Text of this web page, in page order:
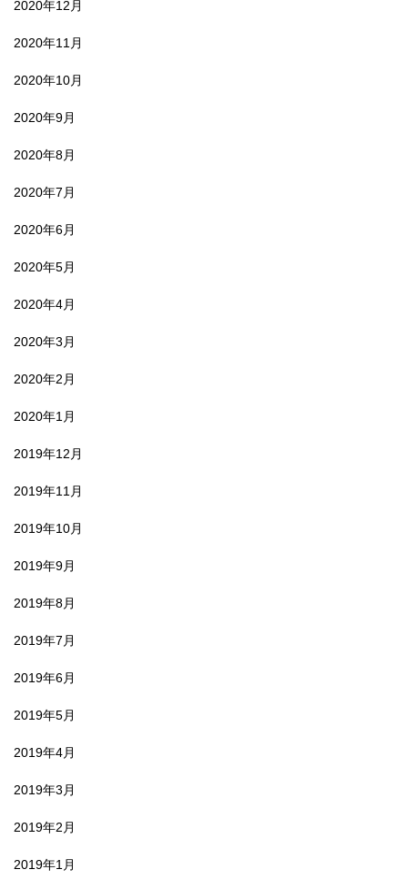
2020年12月
2020年11月
2020年10月
2020年9月
2020年8月
2020年7月
2020年6月
2020年5月
2020年4月
2020年3月
2020年2月
2020年1月
2019年12月
2019年11月
2019年10月
2019年9月
2019年8月
2019年7月
2019年6月
2019年5月
2019年4月
2019年3月
2019年2月
2019年1月